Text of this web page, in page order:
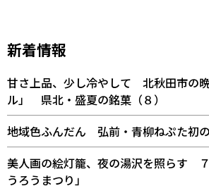
新着情報
甘さ上品、少し冷やして 北秋田市の
ル」 県北・盛夏の銘菓（８）
地域色ふんだん 弘前・青柳ねぷた初
美人画の絵灯籠、夜の湯沢を照らす
うろうまつり」